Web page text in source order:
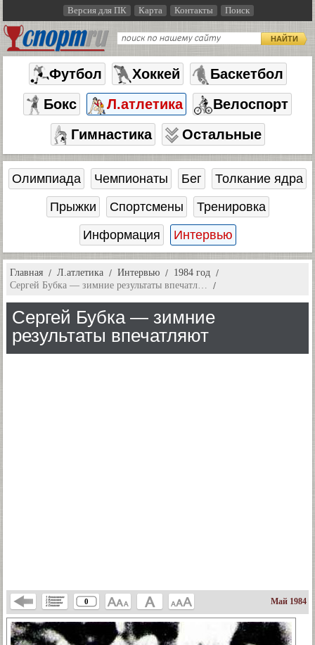
Версия для ПК Карта Контакты Поиск
НАЙТИ
Футбол Хоккей
Баскетбол
Бокс
Л.атлетика
Велоспорт
Гимнастика
Остальные
Олимпиада Чемпионаты Бег
Толкание ядра
Прыжки
Спортсмены
Тренировка
Информация
Интервью
Главная Л.атлетика Интервью
1984 год
Сергей Бубка — зимние результаты впечатл…
Сергей Бубка — зимние
результаты впечатляют
0 Май 1984